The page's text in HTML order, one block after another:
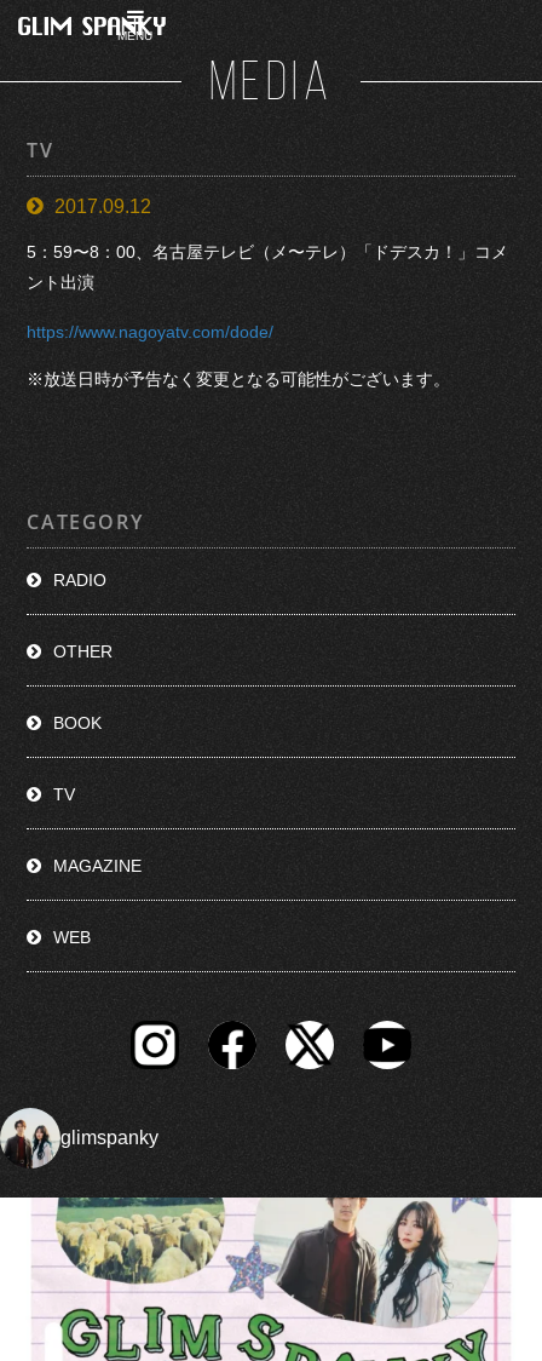
MENU
MEDIA
TV
2017.09.12
5：59〜8：00、名古屋テレビ（メ〜テレ）「ドデスカ！」コメ
ント出演
https://www.nagoyatv.com/dode/
※放送日時が予告なく変更となる可能性がございます。
CATEGORY
RADIO
OTHER
BOOK
TV
MAGAZINE
WEB
glimspanky